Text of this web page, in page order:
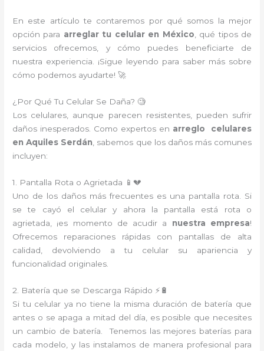
En este artículo te contaremos por qué somos la mejor
opción para arreglar tu celular en México , qué tipos de
servicios ofrecemos, y cómo puedes beneficiarte de
nuestra experiencia. ¡Sigue leyendo para saber más sobre
cómo podemos ayudarte! 🚀
¿Por Qué Tu Celular Se Daña? 🧐
Los celulares, aunque parecen resistentes, pueden sufrir
daños inesperados. Como expertos en arreglo celulares
en Aquiles Serdán , sabemos que los daños más comunes
incluyen:
1. Pantalla Rota o Agrietada 📱💔
Uno de los daños más frecuentes es una pantalla rota. Si
se te cayó el celular y ahora la pantalla está rota o
agrietada, ¡es momento de acudir a nuestra empresa!
Ofrecemos reparaciones rápidas con pantallas de alta
calidad, devolviendo a tu celular su apariencia y
funcionalidad originales.
2. Batería que se Descarga Rápido ⚡🔋
Si tu celular ya no tiene la misma duración de batería que
antes o se apaga a mitad del día, es posible que necesites
un cambio de batería. Tenemos las mejores baterías para
cada modelo, y las instalamos de manera profesional para